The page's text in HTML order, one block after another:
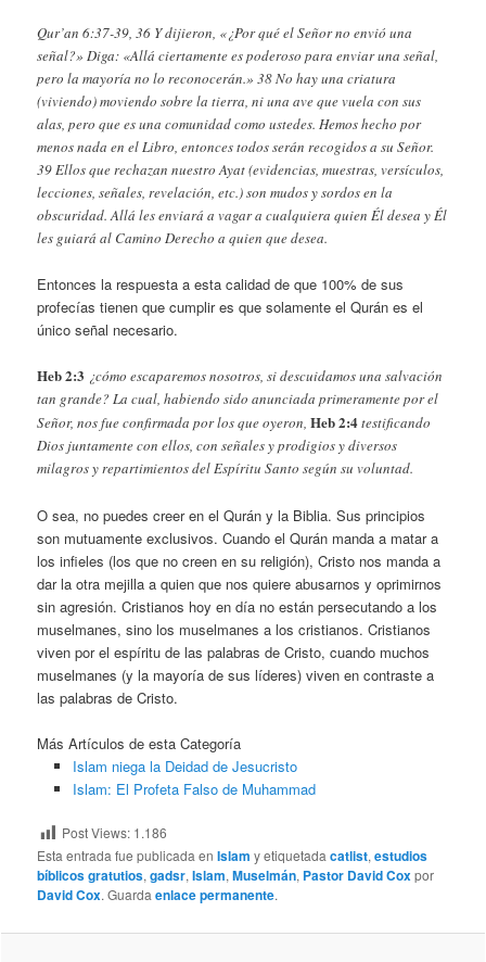
Qur’an 6:37-39, 36 Y dijieron, «¿Por qué el Señor no envió una
señal?» Diga: «Allá ciertamente es poderoso para enviar una señal,
pero la mayoría no lo reconocerán.» 38 No hay una criatura
(viviendo) moviendo sobre la tierra, ni una ave que vuela con sus
alas, pero que es una comunidad como ustedes. Hemos hecho por
menos nada en el Libro, entonces todos serán recogidos a su Señor.
39 Ellos que rechazan nuestro Ayat (evidencias, muestras, versículos,
lecciones, señales, revelación, etc.) son mudos y sordos en la
obscuridad. Allá les enviará a vagar a cualquiera quien Él desea y Él
les guiará al Camino Derecho a quien que desea.
Entonces la respuesta a esta calidad de que 100% de sus
profecías tienen que cumplir es que solamente el Qurán es el
único señal necesario.
Heb 2:3 ¿cómo escaparemos nosotros, si descuidamos una salvación
tan grande? La cual, habiendo sido anunciada primeramente por el
Señor, nos fue confirmada por los que oyeron,Heb 2:4testificando
Dios juntamente con ellos, con señales y prodigios y diversos
milagros y repartimientos del Espíritu Santo según su voluntad.
O sea, no puedes creer en el Qurán y la Biblia. Sus principios
son mutuamente exclusivos. Cuando el Qurán manda a matar a
los infieles (los que no creen en su religión), Cristo nos manda a
dar la otra mejilla a quien que nos quiere abusarnos y oprimirnos
sin agresión. Cristianos hoy en día no están persecutando a los
muselmanes, sino los muselmanes a los cristianos. Cristianos
viven por el espíritu de las palabras de Cristo, cuando muchos
muselmanes (y la mayoría de sus líderes) viven en contraste a
las palabras de Cristo.
Más Artículos de esta Categoría
Islam niega la Deidad de Jesucristo
Islam: El Profeta Falso de Muhammad
Post Views: 1.186
Esta entrada fue publicada enIslam y etiquetadacatlist,estudios
bíblicos gratutios,gadsr,Islam,Muselmán, Pastor David Coxpor
David Cox. Guardaenlace permanente.